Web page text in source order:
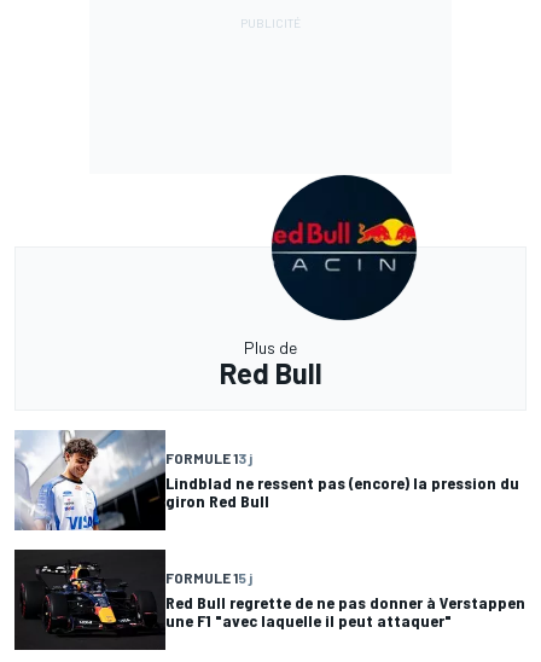
Plus de
Red Bull
FORMULE 13 j
Lindblad ne ressent pas (encore) la pression du
giron Red Bull
FORMULE 15 j
Red Bull regrette de ne pas donner à Verstappen
une F1 "avec laquelle il peut attaquer"